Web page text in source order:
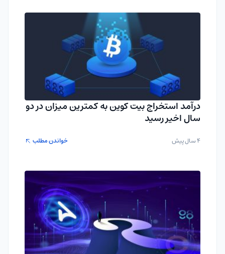
درآمد استخراج بیت کوین به کمترین میزان در دو
سال اخیر رسید
4 سال پیش خواندن مطلب